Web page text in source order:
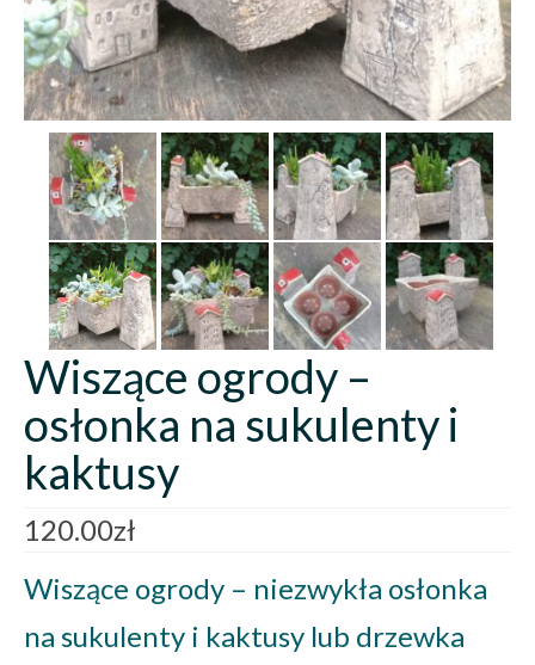
Wiszące ogrody –
osłonka na sukulenty i
kaktusy
120.00zł
Wiszące ogrody – niezwykła osłonka
na sukulenty i kaktusy lub drzewka